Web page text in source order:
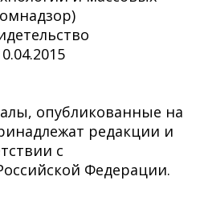
опубликованные на
редакции и
с
Федерации.